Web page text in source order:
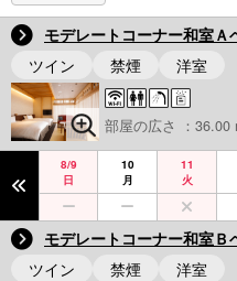
モデレートコーナー和室Ａ
ツイン
禁煙 洋室
部屋の広さ ：36.00
8/9
日
10
月
11
火
モデレートコーナー和室Ｂ
ツイン
禁煙 洋室